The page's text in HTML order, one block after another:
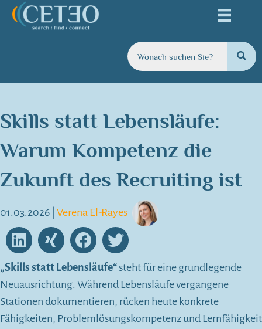
Skills statt Lebensläufe:
Warum Kompetenz die
Zukunft des Recruiting ist
01.03.2026 Verena El-Rayes
„Skills statt Lebensläufe“steht für eine grundlegende
Neuausrichtung. Während Lebensläufe vergangene
Stationen dokumentieren, rücken heute konkrete
Fähigkeiten, Problemlösungskompetenz und Lernfähigkeit